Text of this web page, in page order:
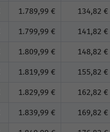
1.789,99 € 134,82 €
1.799,99 € 141,82 €
1.809,99 € 148,82 €
1.819,99 € 155,82 €
1.829,99 € 162,82 €
1.839,99 € 169,82 €